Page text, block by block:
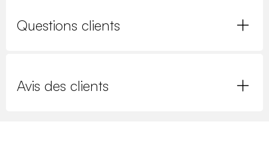
Questions clients
Avis des clients